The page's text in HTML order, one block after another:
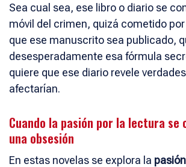
Sea cual sea, ese libro o diario se
móvil del crimen, quizá cometido
que ese manuscrito sea publicado,
desesperadamente esa fórmula
quiere que ese diario revele
afectarían.
Cuando la pasión por la lectura se
una obsesión
En estas novelas se explora la